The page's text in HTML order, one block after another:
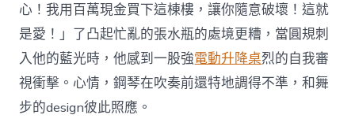
心！我用百萬現金買下這棟樓，讓你隨意破壞！這就
是愛！」了凸起忙亂的張水瓶的處境更糟，當圓規刺
入他的藍光時，他感到一股強電動升降桌烈的自我審
視衝擊。心情，鋼琴在吹奏前還特地調得不準，和舞
步的design彼此照應。